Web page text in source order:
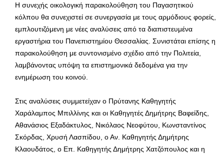
Η συνεχής οικολογική παρακολούθηση του Παγασητικού
κόλπου θα συνεχιστεί σε συνεργασία με τους αρμόδιους φορείς,
εμπλουτιζόμενη με νέες αναλύσεις από τα διαπιστευμένα
εργαστήρια του Πανεπιστημίου Θεσσαλίας. Συνιστάται επίσης η
παρακολούθηση με συντονισμένο σχέδιο από την Πολιτεία,
λαμβάνοντας υπόψη τα επιστημονικά δεδομένα για την
ενημέρωση του κοινού.
Στις αναλύσεις συμμετείχαν ο Πρύτανης Καθηγητής
Χαράλαμπος Μπιλλίνης και οι Καθηγητές Δημήτρης Βαφείδης,
Αθανάσιος Εξαδάκτυλος, Νικόλαος Νεοφύτου, Κωνσταντίνος
Σκόρδας, Χρυσή Λασπίδου, ο Αν. Καθηγητής Δημήτρης
Κλαουδάτος, ο Επ. Καθηγητής Δημήτρης Χατζόπουλος και η